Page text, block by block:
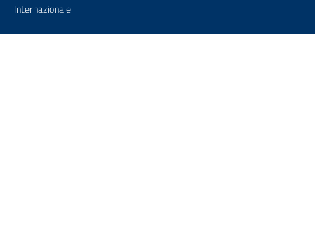
Internazionale